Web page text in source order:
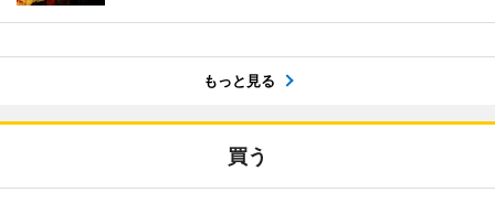
もっと見る
買う